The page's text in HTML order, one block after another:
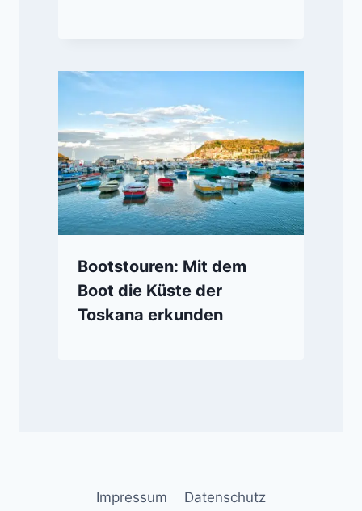
Bootstouren: Mit dem
Boot die Küste der
Toskana erkunden
Impressum Datenschutz